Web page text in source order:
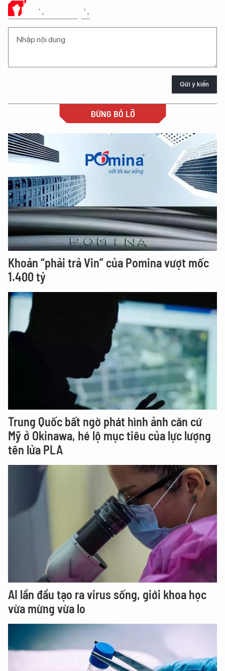
Ý KIẾN CỦA BẠN
Gửi ý kiến
ĐỪNG BỎ LỠ
Khoản “phải trả Vin” của Pomina vượt mốc
1.400 tỷ
Trung Quốc bất ngờ phát hình ảnh căn cứ
Mỹ ở Okinawa, hé lộ mục tiêu của lực lượng
tên lửa PLA
AI lần đầu tạo ra virus sống, giới khoa học
vừa mừng vừa lo